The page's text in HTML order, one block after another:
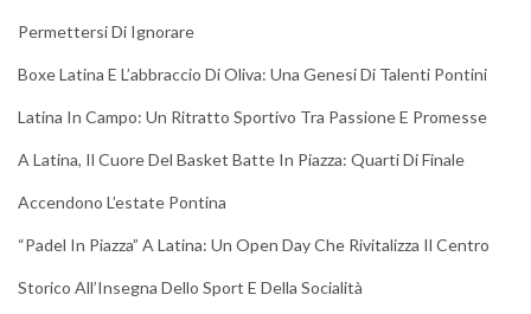
Permettersi Di Ignorare
Boxe Latina E L’abbraccio Di Oliva: Una Genesi Di Talenti Pontini
Latina In Campo: Un Ritratto Sportivo Tra Passione E Promesse
A Latina, Il Cuore Del Basket Batte In Piazza: Quarti Di Finale
Accendono L’estate Pontina
“Padel In Piazza” A Latina: Un Open Day Che Rivitalizza Il Centro
Storico All’Insegna Dello Sport E Della Socialità